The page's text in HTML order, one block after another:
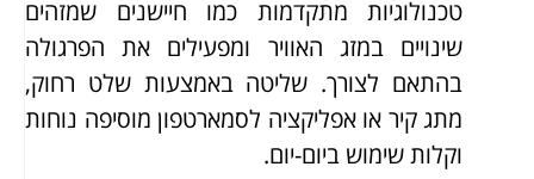
טכנולוגיות מתקדמות כמו חיישנים שמזהים
שינויים במזג האוויר ומפעילים את הפרגולה
בהתאם לצורך. שליטה באמצעות שלט רחוק,
מתג קיר או אפליקציה לסמארטפון מוסיפה נוחות
וקלות שימוש ביום-יום.